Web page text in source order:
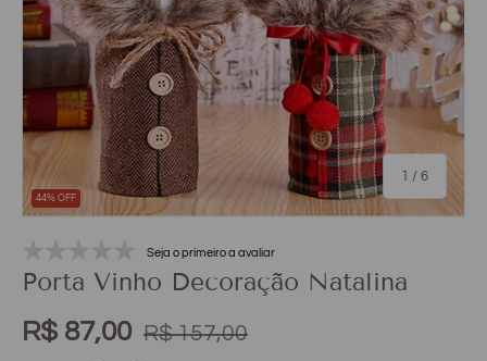
44% OFF
1 / 6
Seja o primeiro a avaliar
Porta Vinho Decoração Natalina
R$ 87,00 R$ 157,00